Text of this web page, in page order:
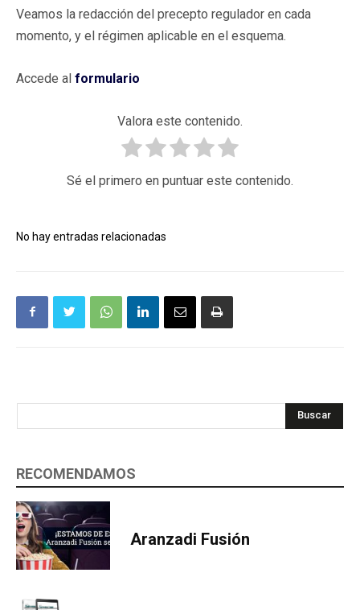
Veamos la redacción del precepto regulador en cada
momento, y el régimen aplicable en el esquema.
Accede al formulario
Valora este contenido.
Sé el primero en puntuar este contenido.
No hay entradas relacionadas
Buscar
RECOMENDAMOS
Aranzadi Fusión